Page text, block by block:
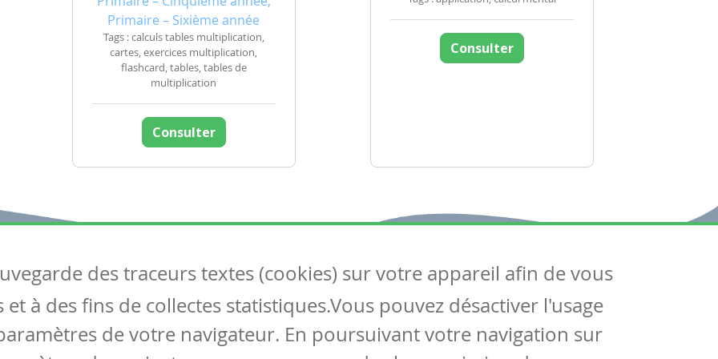
Primaire – Sixième année
Tags : calculs tables multiplication,
cartes, exercices multiplication,
flashcard, tables, tables de
multiplication
Consulter
Consulter
Articles
Tous les articles
Articles DYS
Suivez-nous
Contactez-nous
Soutien scolaire
des traceurs textes (cookies) sur votre appareil afin de vous
à des fins de collectes statistiques.Vous pouvez désactiver l'usage
de votre navigateur. En poursuivant votre navigation sur